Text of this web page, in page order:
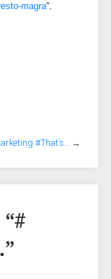
magra“.
#That’s… →
#
”